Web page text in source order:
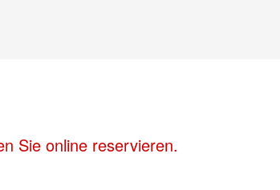
Sie online reservieren.